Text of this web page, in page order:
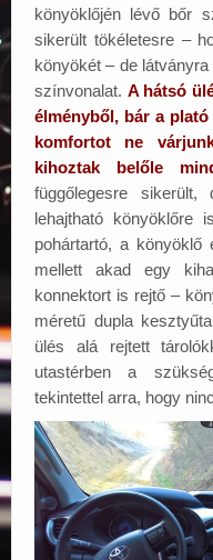
könyöklőjén lévő bőr
sikerült tökéletesre –
könyökét – de
színvonalat. A hátsó
élményből, bár a
komfortot ne
kihoztak belőle
függőlegesre
lehajtható könyöklőre
pohártartó, a
mellett akad egy
konnektort is rejtő –
méretű dupla
ülés alá rejtett
utastérben a
tekintettel arra, hogy